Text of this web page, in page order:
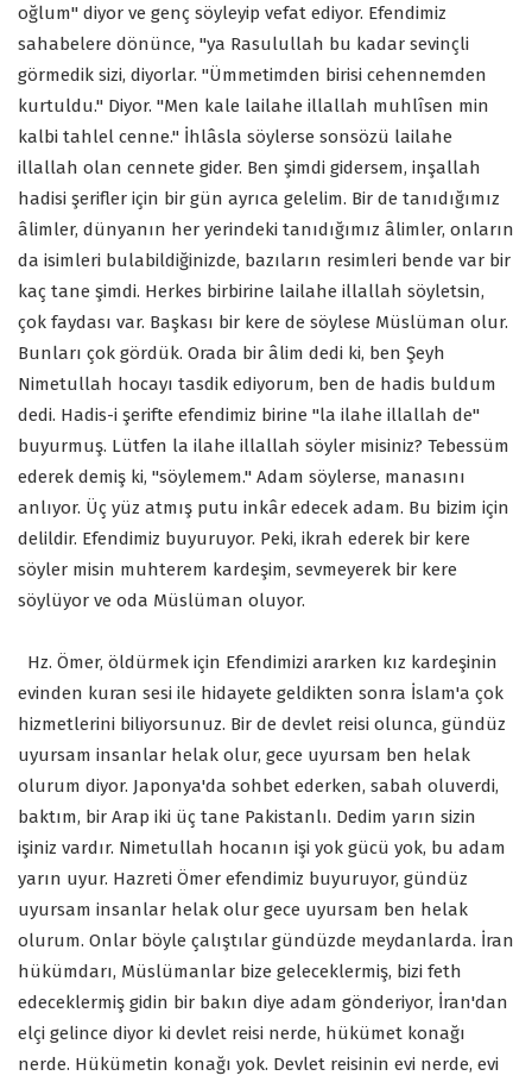
oğlum" diyor ve genç söyleyip vefat ediyor. Efendimiz
sahabelere dönünce, "ya Rasulullah bu kadar sevinçli
görmedik sizi, diyorlar. "Ümmetimden birisi cehennemden
kurtuldu." Diyor. "Men kale lailahe illallah muhlîsen min
kalbi tahlel cenne." İhlâsla söylerse sonsözü lailahe
illallah olan cennete gider. Ben şimdi gidersem, inşallah
hadisi şerifler için bir gün ayrıca gelelim. Bir de tanıdığımız
âlimler, dünyanın her yerindeki tanıdığımız âlimler, onların
da isimleri bulabildiğinizde, bazıların resimleri bende var bir
kaç tane şimdi. Herkes birbirine lailahe illallah söyletsin,
çok faydası var. Başkası bir kere de söylese Müslüman olur.
Bunları çok gördük. Orada bir âlim dedi ki, ben Şeyh
Nimetullah hocayı tasdik ediyorum, ben de hadis buldum
dedi. Hadis-i şerifte efendimiz birine "la ilahe illallah de"
buyurmuş. Lütfen la ilahe illallah söyler misiniz? Tebessüm
ederek demiş ki, "söylemem." Adam söylerse, manasını
anlıyor. Üç yüz atmış putu inkâr edecek adam. Bu bizim için
delildir. Efendimiz buyuruyor. Peki, ikrah ederek bir kere
söyler misin muhterem kardeşim, sevmeyerek bir kere
söylüyor ve oda Müslüman oluyor.
Hz. Ömer, öldürmek için Efendimizi ararken kız kardeşinin
evinden kuran sesi ile hidayete geldikten sonra İslam'a çok
hizmetlerini biliyorsunuz. Bir de devlet reisi olunca, gündüz
uyursam insanlar helak olur, gece uyursam ben helak
olurum diyor. Japonya'da sohbet ederken, sabah oluverdi,
baktım, bir Arap iki üç tane Pakistanlı. Dedim yarın sizin
işiniz vardır. Nimetullah hocanın işi yok gücü yok, bu adam
yarın uyur. Hazreti Ömer efendimiz buyuruyor, gündüz
uyursam insanlar helak olur gece uyursam ben helak
olurum. Onlar böyle çalıştılar gündüzde meydanlarda. İran
hükümdarı, Müslümanlar bize geleceklermiş, bizi feth
edeceklermiş gidin bir bakın diye adam gönderiyor, İran'dan
elçi gelince diyor ki devlet reisi nerde, hükümet konağı
nerde. Hükümetin konağı yok. Devlet reisinin evi nerde, evi